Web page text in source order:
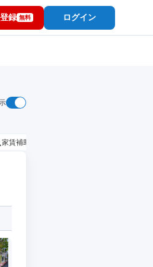
録 無料 ログイン
家賃補助・住宅手当あり